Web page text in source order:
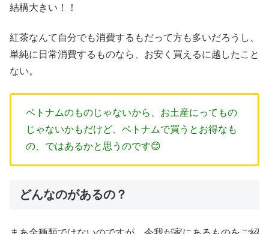
結構大きい！！
紅茶なんて自分でも消費するもだって方も多いだろうし、
単純に日常消費するものなら、お安く買えるに越したこと
ない。
ベトナムのものじゃないから、お土産にってもの
じゃないかもだけど、ベトナムで買うとお得なも
の、ではあるかと思うのです😊
どんなのがあるの？